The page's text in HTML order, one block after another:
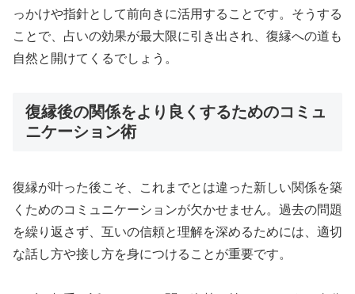
っかけや指針として前向きに活用することです。そうする
ことで、占いの効果が最大限に引き出され、復縁への道も
自然と開けてくるでしょう。
復縁後の関係をより良くするためのコミュ
ニケーション術
復縁が叶った後こそ、これまでとは違った新しい関係を築
くためのコミュニケーションが欠かせません。過去の問題
を繰り返さず、互いの信頼と理解を深めるためには、適切
な話し方や接し方を身につけることが重要です。